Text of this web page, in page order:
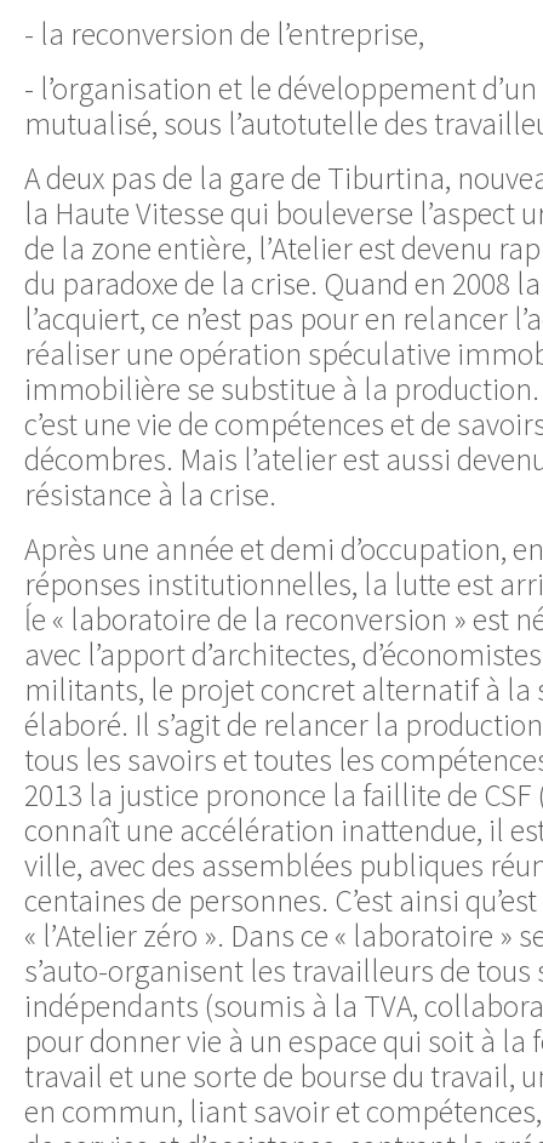
- la reconversion de l’entreprise,
- l’organisation et le développement
mutualisé, sous l’autotutelle des
A deux pas de la gare de Tiburtina,
la Haute Vitesse qui bouleverse l’aspect
de la zone entière, l’Atelier est devenu
du paradoxe de la crise. Quand en 2008
l’acquiert, ce n’est pas pour en relancer
réaliser une opération spéculative
immobilière se substitue à la
c’est une vie de compétences et de
décombres. Mais l’atelier est aussi
résistance à la crise.
Après une année et demi d’occupation,
réponses institutionnelles, la lutte est
ĺe « laboratoire de la reconversion » est
avec l’apport d’architectes,
militants, le projet concret alternatif à la
élaboré. Il s’agit de relancer la
tous les savoirs et toutes les
2013 la justice prononce la faillite de CSF
connaît une accélération inattendue, il
ville, avec des assemblées publiques
centaines de personnes. C’est ainsi
« l’Atelier zéro ». Dans ce « laboratoire »
s’auto-organisent les travailleurs de
indépendants (soumis à la TVA,
pour donner vie à un espace qui soit à la
travail et une sorte de bourse du travail,
en commun, liant savoir et